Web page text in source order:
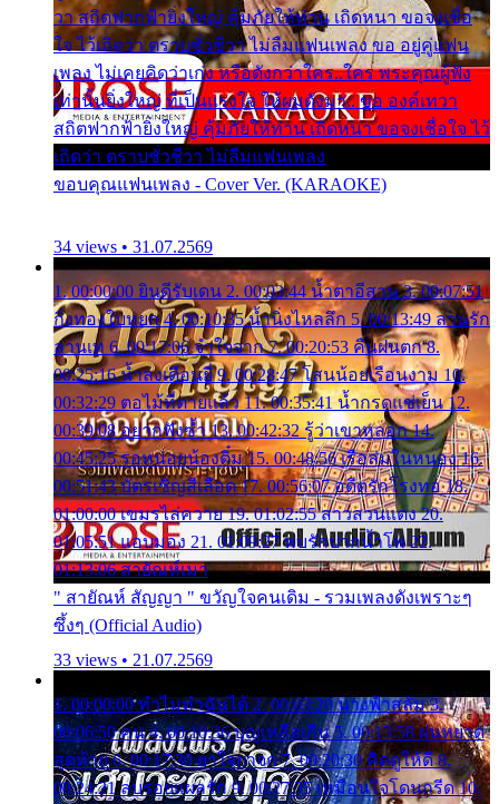
วา สถิตฟากฟ้ายิ่งใหญ่ คุ้มภัยให้ท่าน เถิดหนา ขอจงเชื่อ
ใจ ไว้เถิดว่า ตราบชั่วชีวา ไม่ลืมแฟนเพลง ขอ อยู่คู่แฟน
เพลง ไม่เคยคิดว่าเก่ง หรือดังกว่าใคร..ใคร พระคุณผู้ฟัง
เท่านั้นยิ่งใหญ่ ที่เป็นแรงใจ ให้ผมดังมา.. ขอ องค์เทวา
สถิตฟากฟ้ายิ่งใหญ่ คุ้มภัยให้ท่าน เถิดหนา ขอจงเชื่อใจ ไว้
เถิดว่า ตราบชั่วชีวา ไม่ลืมแฟนเพลง
ขอบคุณแฟนเพลง - Cover Ver. (KARAOKE)
34 views • 31.07.2569
1. 00:00:00 ยินดีรับเดน 2. 00:03:44 น้ำตาอีสาน 3. 00:07:51
กิ่งทองใบหยก 4. 00:10:35 น้ำนิ่งไหลลึก 5. 00:13:49 ลานรัก
ลานเท 6. 00:17:06 จำใจจาก 7. 00:20:53 คืนฝนตก 8.
00:25:16 น้ำลงเดือนยี่ 9. 00:28:47 โสนน้อยเรือนงาม 10.
00:32:29 ตอไม้ที่ตายแล้ว 11. 00:35:41 น้ำกรดแช่เย็น 12.
00:39:08 อยากฟังซ้ำ 13. 00:42:32 รู้ว่าเขาหลอก 14.
00:45:25 รอหน่อยน้องติ๋ม 15. 00:48:56 เรือล่มในหนอง 16.
00:51:43 บัตรเชิญสีเลือด 17. 00:56:07 อดีตรักโรงทอ 18.
01:00:00 เขมรไล่ควาย 19. 01:02:55 สาวสวนแตง 20.
01:05:51 แอบมอง 21. 01:09:27 พบรักปากน้ำโพ 22.
01:13:06 สายัณห์เมา
" สายัณห์ สัญญา " ขวัญใจคนเดิม - รวมเพลงดังเพราะๆ
ซึ้งๆ (Official Audio)
33 views • 21.07.2569
1. 00:00:00 ทำไมทำฉันได้ 2. 00:03:20 นางฟ้าสลัม 3.
00:06:50 คน 4. 00:10:36 บุญเหลือเกิน 5. 00:13:58 ฝนหยาด
สุดท้าย 6. 00:17:30 ยาใจยาจก 7. 00:20:30 คิดดูให้ดี 8.
00:24:21 ลบรอยแผลรัก 9. 00:27:35 เหมือนใจโดนกรีด 10.